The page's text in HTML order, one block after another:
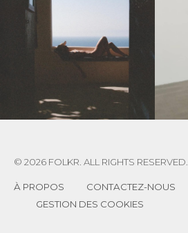
© 2026 FOLKR. ALL RIGHTS RESERVED.
À PROPOS
CONTACTEZ-NOUS
GESTION DES COOKIES